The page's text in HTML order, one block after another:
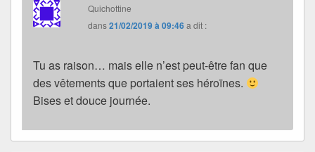
Quichottine
dans21/02/2019 à 09:46a dit :
Tu as raison… mais elle n’est peut-être fan que
des vêtements que portaient ses héroïnes.
Bises et douce journée.